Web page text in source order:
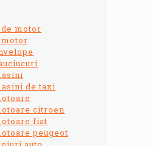
motor
de taxi
citroen
fiat
peugeot